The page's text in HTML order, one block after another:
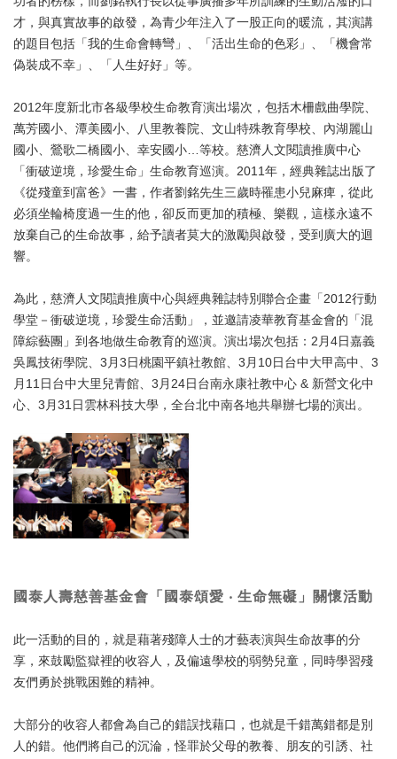
才，與真實故事的啟發，為青少年注入了一股正向的暖流，其演講
的題目包括「我的生命會轉彎」、「活出生命的色彩」、「機會常
偽裝成不幸」、「人生好好」等。
2012年度新北市各級學校生命教育演出場次，包括木柵戲曲學院、
萬芳國小、潭美國小、八里教養院、文山特殊教育學校、內湖麗山
國小、鶯歌二橋國小、幸安國小…等校。慈濟人文閱讀推廣中心
「衝破逆境，珍愛生命」生命教育巡演。2011年，經典雜誌出版了
《從殘童到富爸》一書，作者劉銘先生三歲時罹患小兒麻痺，從此
必須坐輪椅度過一生的他，卻反而更加的積極、樂觀，這樣永遠不
放棄自己的生命故事，給予讀者莫大的激勵與啟發，受到廣大的迴
響。
為此，慈濟人文閱讀推廣中心與經典雜誌特別聯合企畫「2012行動
學堂－衝破逆境，珍愛生命活動」，並邀請凌華教育基金會的「混
障綜藝團」到各地做生命教育的巡演。演出場次包括：2月4日嘉義
吳鳳技術學院、3月3日桃園平鎮社教館、3月10日台中大甲高中、3
月11日台中大里兒青館、3月24日台南永康社教中心 & 新營文化中
心、3月31日雲林科技大學，全台北中南各地共舉辦七場的演出。
國泰人壽慈善基金會「國泰頌愛 ‧ 生命無礙」關懷活動
此一活動的目的，就是藉著殘障人士的才藝表演與生命故事的分
享，來鼓勵監獄裡的收容人，及偏遠學校的弱勢兒童，同時學習殘
友們勇於挑戰困難的精神。
大部分的收容人都會為自己的錯誤找藉口，也就是千錯萬錯都是別
人的錯。他們將自己的沉淪，怪罪於父母的教養、朋友的引誘、社